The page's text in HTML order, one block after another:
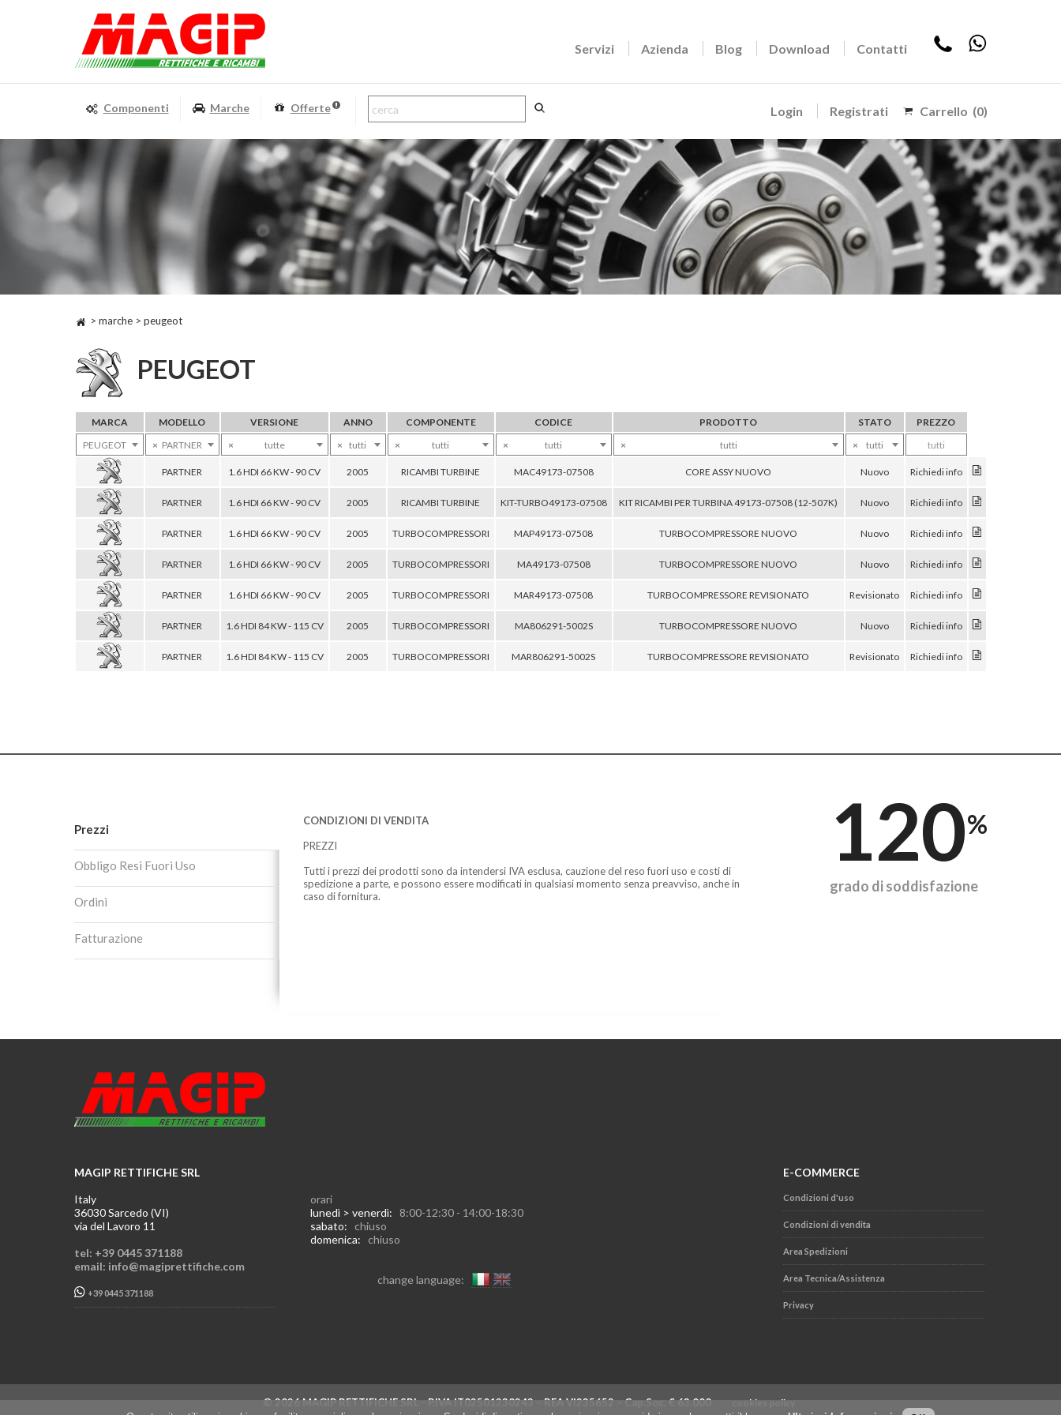
Servizi Azienda Blog Download Contatti
Login Registrati Carrello (0)
Componenti Marche Offerte
> marche > peugeot
PEUGEOT
MARCA MODELLO VERSIONE ANNO COMPONENTE CODICE PRODOTTO STATO
PREZZO
PEUGEOT
× PARTNER × tutte × tutti × tutti × tutti × tutti × tutti tutti
PARTNER 1.6 HDI 66 KW - 90 CV 2005 RICAMBI TURBINE MAC49173-07508 CORE ASSY NUOVO Nuovo Richiedi info
PARTNER 1.6 HDI 66 KW - 90 CV 2005 RICAMBI TURBINE KIT-TURBO49173-07508 KIT RICAMBI PER TURBINA 49173-07508 (12-507K) Nuovo Richiedi info
PARTNER 1.6 HDI 66 KW - 90 CV 2005 TURBOCOMPRESSORI MAP49173-07508 TURBOCOMPRESSORE NUOVO Nuovo Richiedi info
PARTNER 1.6 HDI 66 KW - 90 CV 2005 TURBOCOMPRESSORI MA49173-07508 TURBOCOMPRESSORE NUOVO Nuovo Richiedi info
PARTNER 1.6 HDI 66 KW - 90 CV 2005 TURBOCOMPRESSORI MAR49173-07508 TURBOCOMPRESSORE REVISIONATO Revisionato Richiedi info
PARTNER 1.6 HDI 84 KW - 115 CV 2005 TURBOCOMPRESSORI MA806291-5002S TURBOCOMPRESSORE NUOVO Nuovo Richiedi info
PARTNER 1.6 HDI 84 KW - 115 CV 2005 TURBOCOMPRESSORI MAR806291-5002S TURBOCOMPRESSORE REVISIONATO Revisionato Richiedi info
Prezzi
Obbligo Resi Fuori Uso
Ordini
Fatturazione
CONDIZIONI DI VENDITA
PREZZI
Tutti i prezzi dei prodotti sono da intendersi IVA esclusa, cauzione del reso fuori uso e costi di
spedizione a parte, e possono essere modificati in qualsiasi momento senza preavviso, anche in
caso di fornitura.
120%
grado di soddisfazione
MAGIP RETTIFICHE SRL
Italy
36030 Sarcedo (VI)
via del Lavoro 11
tel: +39 0445 371188
email: info@magiprettifiche.com
+39 0445 371188
orari
lunedì > venerdì: 8:00-12:30 - 14:00-18:30
sabato: chiuso
domenica: chiuso
change language:
E-COMMERCE
Condizioni d'uso
Condizioni di vendita
Area Spedizioni
Area Tecnica/Assistenza
Privacy
© 2026 MAGIP RETTIFICHE SRL - P.IVA IT02501230243 – REA VI235652 – Cap.Soc. € 63.000 cookies policy